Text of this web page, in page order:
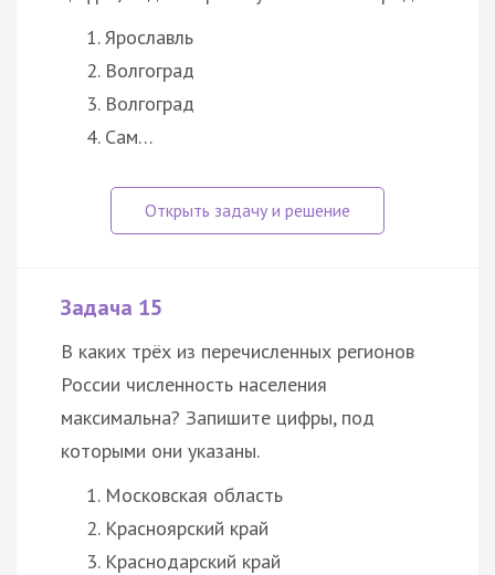
Ярославль
Волгоград
Волгоград
Сам…
Задача 15
В каких трёх из перечисленных регионов
России численность населения
максимальна? Запишите цифры, под
которыми они указаны.
Московская область
Красноярский край
Краснодарский край